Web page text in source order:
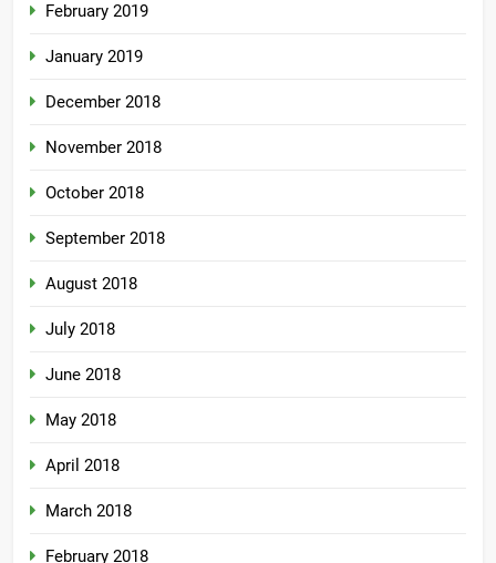
February 2019
January 2019
December 2018
November 2018
October 2018
September 2018
August 2018
July 2018
June 2018
May 2018
April 2018
March 2018
February 2018